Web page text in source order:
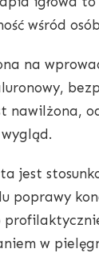
wśród
na
nawilżona,
wygląd.
jest
poprawy
w